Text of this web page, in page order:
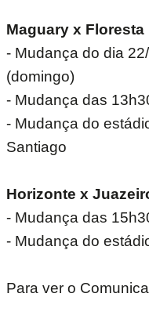
Maguary x Floresta
- Mudança do dia
(domingo)
- Mudança das
- Mudança do
Santiago
Horizonte x
- Mudança das
- Mudança do
Para ver o